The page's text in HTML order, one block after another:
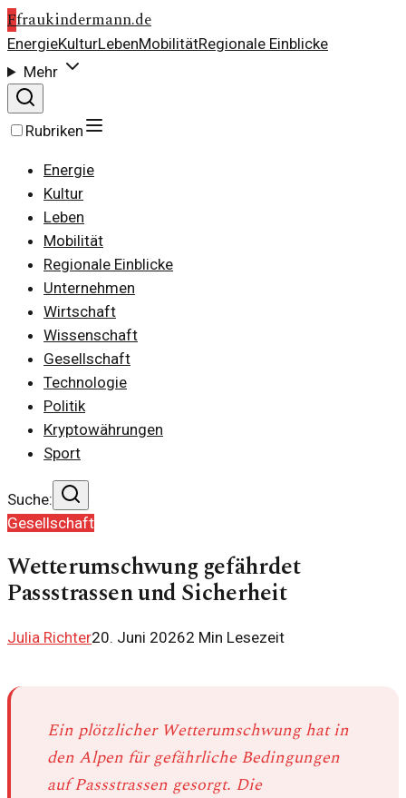
Ffraukindermann.de
EnergieKulturLebenMobilitätRegionale Einblicke
Mehr
Rubriken
Energie
Kultur
Leben
Mobilität
Regionale Einblicke
Unternehmen
Wirtschaft
Wissenschaft
Gesellschaft
Technologie
Politik
Kryptowährungen
Sport
Suche:
Gesellschaft
Wetterumschwung gefährdet
Passstrassen und Sicherheit
Julia Richter20. Juni 20262 Min Lesezeit
Ein plötzlicher Wetterumschwung hat in
den Alpen für gefährliche Bedingungen
auf Passstrassen gesorgt. Die